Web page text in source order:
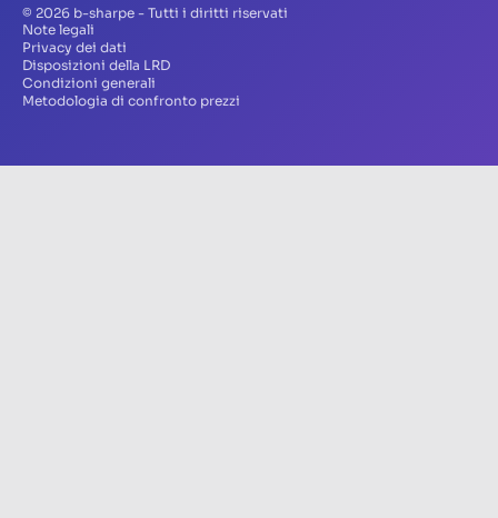
© 2026 b-sharpe - Tutti i diritti riservati
Note legali
Privacy dei dati
Disposizioni della LRD
Condizioni generali
Metodologia di confronto prezzi